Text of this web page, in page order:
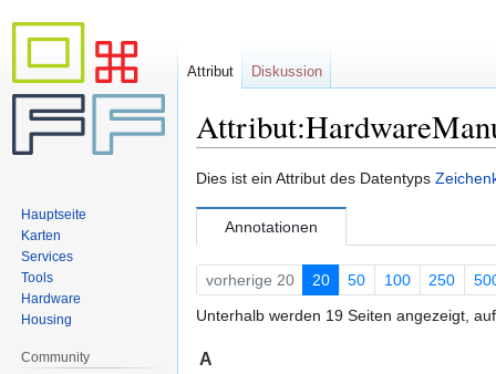
Zur
springen
Zur
springen
Dies ist ein Attribut des Datentyps
Annotationen
vorherige 20 20 50 100 250
Unterhalb werden 19 Seiten angezeigt,
A
Attribut Diskussion
Hauptseite
Karten
Services
Tools
Hardware
Housing
Community